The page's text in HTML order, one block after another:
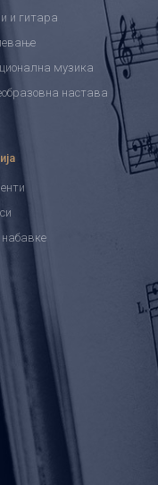
и гитара
музика
настава